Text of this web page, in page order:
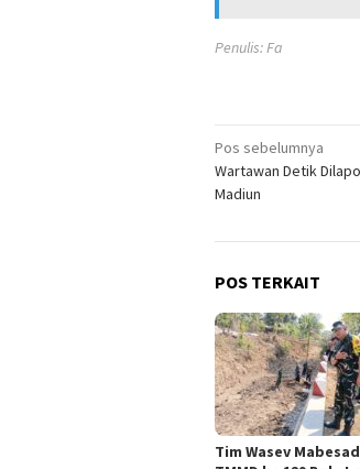
Penulis: Fa
Navigasi
pos
Pos sebelumnya
Wartawan Detik
Madiun
POS TERKAIT
Tim Wasev